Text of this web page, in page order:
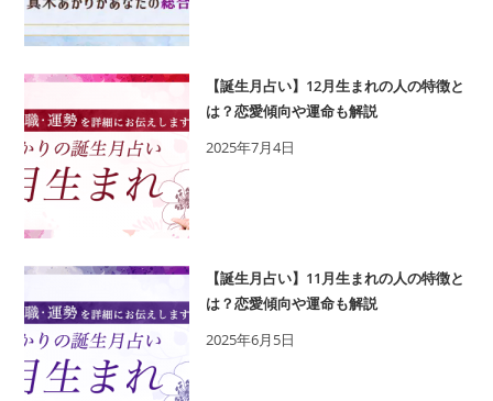
【誕生月占い】12月生まれの人の特徴と
は？恋愛傾向や運命も解説
2025年7月4日
【誕生月占い】11月生まれの人の特徴と
は？恋愛傾向や運命も解説
2025年6月5日